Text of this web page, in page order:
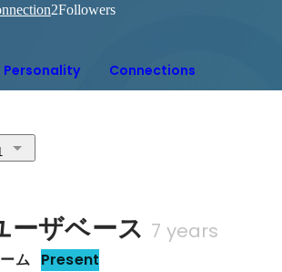
2Followers
Personality Connections
ーザベース 7 years
ム Present